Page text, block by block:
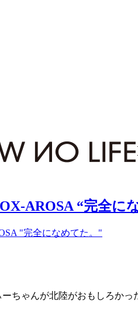
AROSA “完全に
ちゃんが北陸がおもしろか